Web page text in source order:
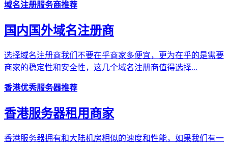
域名注册服务商推荐
国内国外域名注册商
选择域名注册商我们不要在乎商家多便宜，更为在乎的是需要
商家的稳定性和安全性，这几个域名注册商值得选择...
香港优秀服务器推荐
香港服务器租用商家
香港服务器拥有和大陆机房相似的速度和性能，如果我们有一